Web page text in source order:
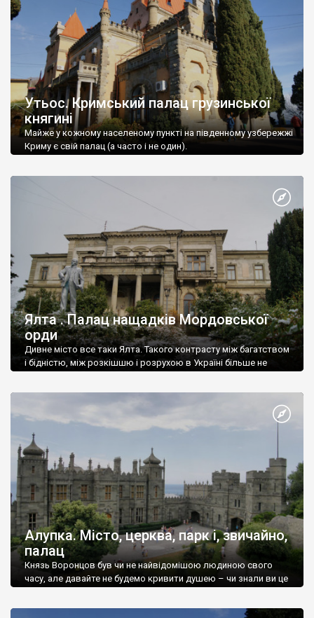
Утьос. Кримський палац грузинської
княгині
Майже у кожному населеному пункті на південному узбережжі
Криму є свій палац (а часто і не один).
Ялта . Палац нащадків Мордовської
орди
Дивне місто все таки Ялта. Такого контрасту між багатством
і бідністю, між розкішшю і розрухою в Україні більше не
Алупка. Місто, церква, парк і, звичайно,
палац
Князь Воронцов був чи не найвідомішою людиною свого
часу, але давайте не будемо кривити душею – чи знали ви це